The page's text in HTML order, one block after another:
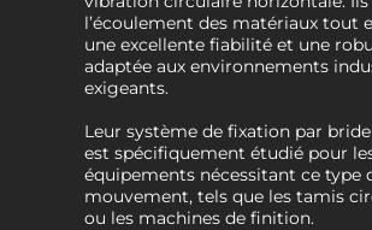
l’écoulement des matériaux tout
une excellente fiabilité et une
adaptée aux environnements
exigeants.
Leur système de fixation par
est spécifiquement étudié pour
équipements nécessitant ce type
mouvement, tels que les tamis
ou les machines de finition.